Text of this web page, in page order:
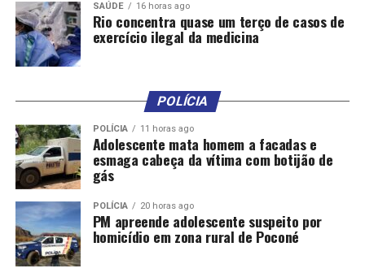
SAÚDE 16 horas ago
Rio concentra quase um terço de casos de
exercício ilegal da medicina
POLÍCIA
POLÍCIA 11 horas ago
Adolescente mata homem a facadas e
esmaga cabeça da vítima com botijão de
gás
POLÍCIA 20 horas ago
PM apreende adolescente suspeito por
homicídio em zona rural de Poconé